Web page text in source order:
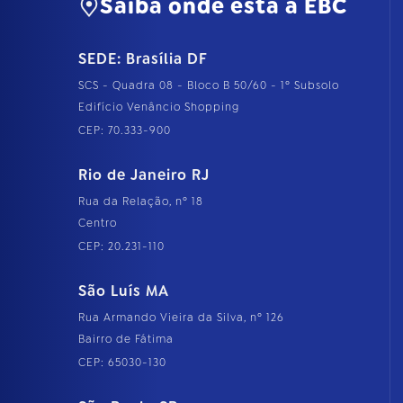
Saiba onde está a EBC
SEDE: Brasília DF
SCS - Quadra 08 - Bloco B 50/60 - 1º Subsolo
Edifício Venâncio Shopping
CEP: 70.333-900
Rio de Janeiro RJ
Rua da Relação, nº 18
Centro
CEP: 20.231-110
São Luís MA
Rua Armando Vieira da Silva, nº 126
Bairro de Fátima
CEP: 65030-130